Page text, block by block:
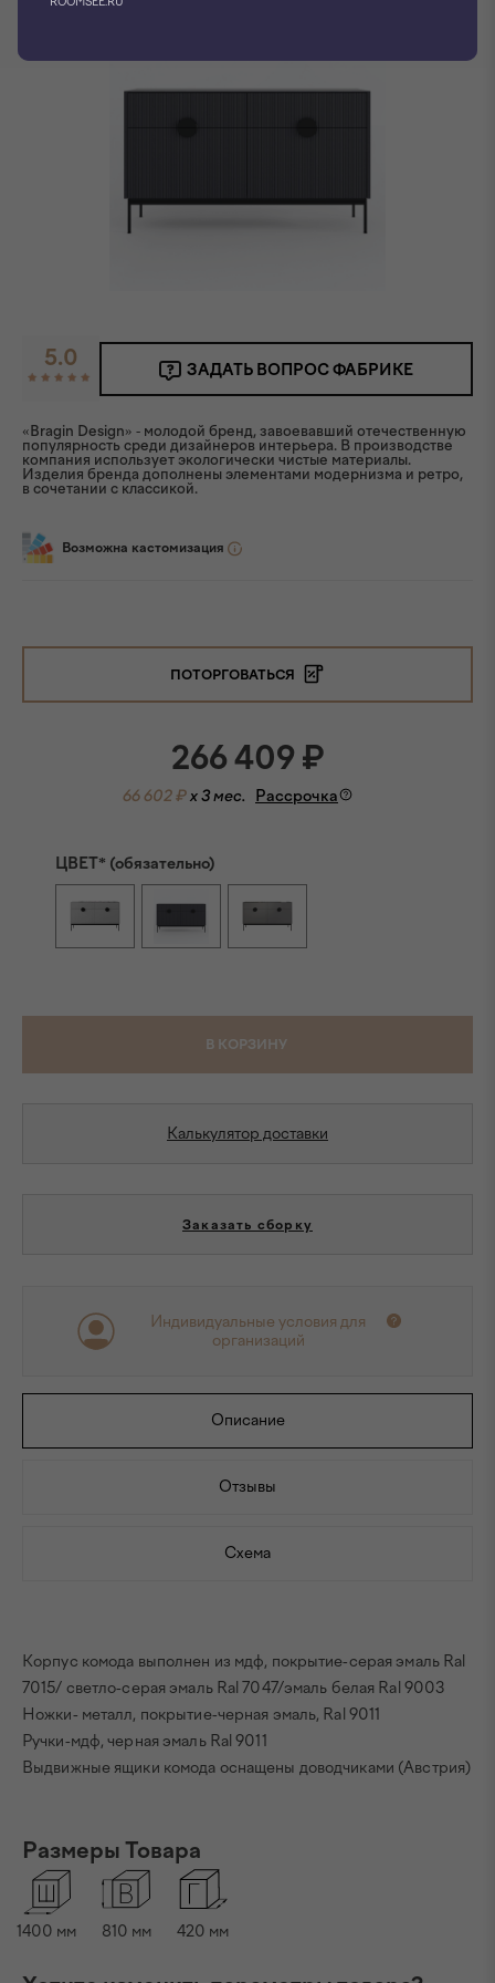
5.0 ЗАДАТЬ ВОПРОС ФАБРИКЕ
«Bragin Design» - молодой бренд, завоевавший отечественную
популярность среди дизайнеров интерьера. В производстве
компания использует экологически чистые материалы.
Изделия бренда дополнены элементами модернизма и ретро,
в сочетании с классикой.
Возможна кастомизация
ПОТОРГОВАТЬСЯ
266 409 ₽
66 602 ₽x 3 мес. Рассрочка
ЦВЕТ* (обязательно)
В КОРЗИНУ
Калькулятор доставки
Заказать сборку
Индивидуальные условия для
организаций
Описание
Отзывы
Схема
Корпус комода выполнен из мдф, покрытие-серая эмаль Ral
7015/ светло-серая эмаль Ral 7047/эмаль белая Ral 9003
Ножки- металл, покрытие-черная эмаль, Ral 9011
Ручки-мдф, черная эмаль Ral 9011
Выдвижные ящики комода оснащены доводчиками (Австрия)
Размеры Товара
1400 мм 810 мм 420 мм